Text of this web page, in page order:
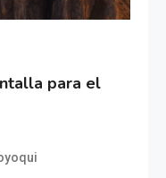
para el